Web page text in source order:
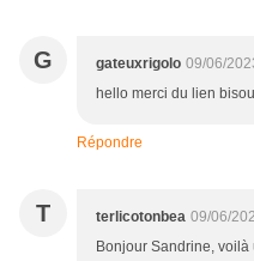
G gateuxrigolo 09/06/
hello merci du lien
Répondre
T terlicotonbea 09/06/
Bonjour Sandrine,